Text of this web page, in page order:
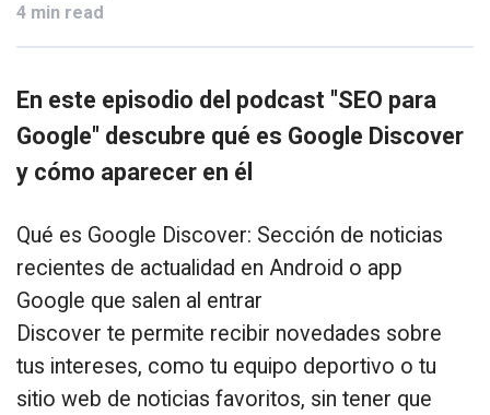
4 min read
En este episodio del podcast "SEO para
Google" descubre qué es Google Discover
y cómo aparecer en él
Qué es Google Discover: Sección de noticias
recientes de actualidad en Android o app
Google que salen al entrar
Discover te permite recibir novedades sobre
tus intereses, como tu equipo deportivo o tu
sitio web de noticias favoritos, sin tener que